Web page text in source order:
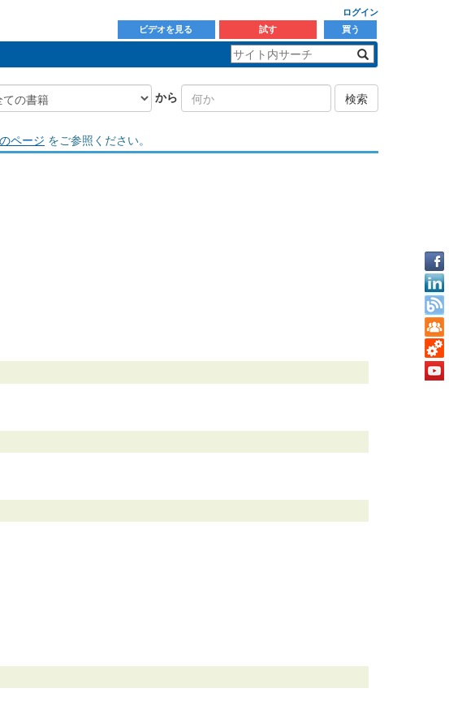
ログイン
ビデオを見る
試す 買う
から 検索
ページ をご参照ください。